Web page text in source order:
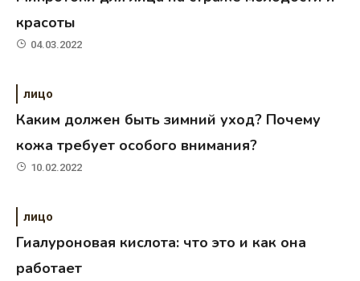
красоты
04.03.2022
лицо
Каким должен быть зимний уход? Почему
кожа требует особого внимания?
10.02.2022
лицо
Гиалуроновая кислота: что это и как она
работает